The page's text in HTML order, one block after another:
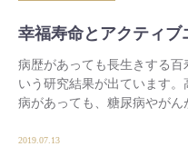
幸福寿命とアクティブ
病歴があっても長生きする
いう研究結果が出ています
病があっても、糖尿病やが
2019.07.13